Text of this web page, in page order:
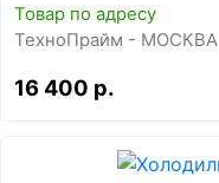
Товар по адресу
ТехноПрайм - МОСКВА
16 400 р.